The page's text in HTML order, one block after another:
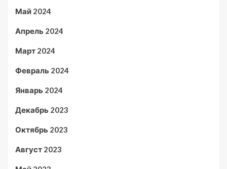
Май 2024
Апрель 2024
Март 2024
Февраль 2024
Январь 2024
Декабрь 2023
Октябрь 2023
Август 2023